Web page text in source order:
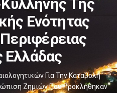
Της
Ενότητας
Ελλάδας
Για Την Καταβολή
Ζημιών Που Προκλήθηκαν